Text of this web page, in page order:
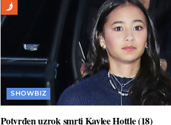
SHOWBIZ
Potvrđen uzrok smrti Kaylee Hottle (18)